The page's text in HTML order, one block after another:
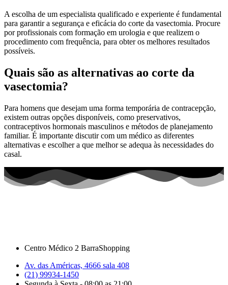
A escolha de um especialista qualificado e experiente é fundamental
para garantir a segurança e eficácia do corte da vasectomia. Procure
por profissionais com formação em urologia e que realizem o
procedimento com frequência, para obter os melhores resultados
possíveis.
Quais são as alternativas ao corte da
vasectomia?
Para homens que desejam uma forma temporária de contracepção,
existem outras opções disponíveis, como preservativos,
contraceptivos hormonais masculinos e métodos de planejamento
familiar. É importante discutir com um médico as diferentes
alternativas e escolher a que melhor se adequa às necessidades do
casal.
Centro Médico 2 BarraShopping
Av. das Américas, 4666 sala 408
(21) 99934-1450